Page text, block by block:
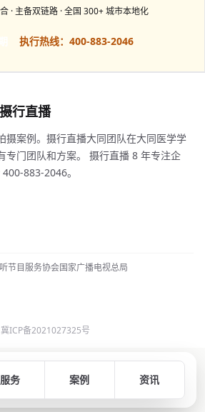
· 主备双链路 · 全国 300+ 城市本地化
执行热线：400-883-2046
行直播
摄案例。摄行直播大同团队在大同医学学
专门团队和方案。 摄行直播 8 年专注企
883-2046。
节目服务协会国家广播电视总局
冀ICP备2021027325号
服务 案例 资讯